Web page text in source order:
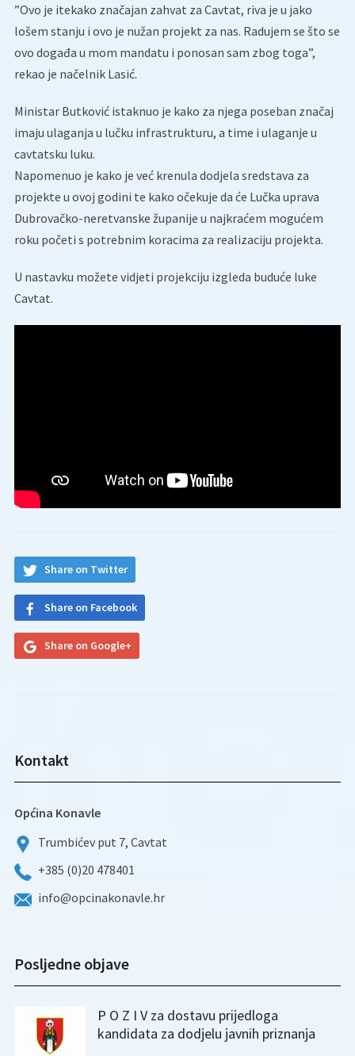
”Ovo je itekako značajan zahvat za Cavtat, riva je u jako
lošem stanju i ovo je nužan projekt za nas. Radujem se što se
ovo događa u mom mandatu i ponosan sam zbog toga”,
rekao je načelnik Lasić.
Ministar Butković istaknuo je kako za njega poseban značaj
imaju ulaganja u lučku infrastrukturu, a time i ulaganje u
cavtatsku luku.
Napomenuo je kako je već krenula dodjela sredstava za
projekte u ovoj godini te kako očekuje da će Lučka uprava
Dubrovačko-neretvanske županije u najkraćem mogućem
roku početi s potrebnim koracima za realizaciju projekta.
U nastavku možete vidjeti projekciju izgleda buduće luke
Cavtat.
Share on Twitter
Share on Facebook
Share on Google+
Kontakt
Općina Konavle
Trumbićev put 7, Cavtat
+385 (0)20 478401
info@opcinakonavle.hr
Posljedne objave
P O Z I V za dostavu prijedloga
kandidata za dodjelu javnih priznanja